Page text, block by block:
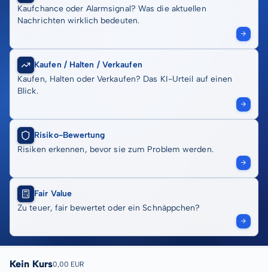
Kaufchance oder Alarmsignal? Was die aktuellen
Nachrichten wirklich bedeuten.
Kaufen / Halten / Verkaufen
Kaufen, Halten oder Verkaufen? Das KI-Urteil auf einen
Blick.
Risiko-Bewertung
Risiken erkennen, bevor sie zum Problem werden.
Fair Value
Zu teuer, fair bewertet oder ein Schnäppchen?
Kein Kurs0,00 EUR